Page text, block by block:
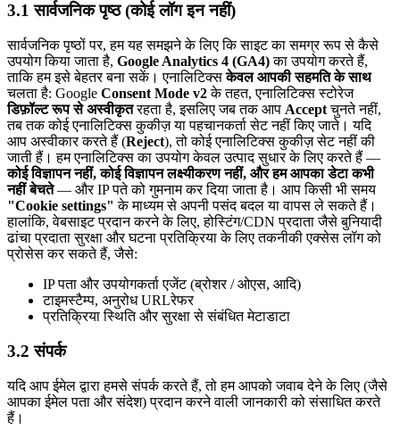
3.1 सार्वजनिक पृष्ठ (कोई लॉग इन नहीं)
सार्वजनिक पृष्ठों पर, हम यह समझने के लिए कि साइट का समग्र रूप से कैसे
उपयोग किया जाता है, Google Analytics 4 (GA4)का उपयोग करते हैं,
ताकि हम इसे बेहतर बना सकें। एनालिटिक्सकेवल आपकी सहमति के साथ
चलता है: Google Consent Mode v2के तहत, एनालिटिक्स स्टोरेज
डिफ़ॉल्ट रूप से अस्वीकृतरहता है, इसलिए जब तक आप Acceptचुनते नहीं,
तब तक कोई एनालिटिक्स कुकीज़ या पहचानकर्ता सेट नहीं किए जाते। यदि
आप अस्वीकार करते हैं (Reject), तो कोई एनालिटिक्स कुकीज़ सेट नहीं की
जाती हैं। हम एनालिटिक्स का उपयोग केवल उत्पाद सुधार के लिए करते हैं —
कोई विज्ञापन नहीं, कोई विज्ञापन लक्ष्यीकरण नहीं, और हम आपका डेटा कभी
नहीं बेचते— और IP पते को गुमनाम कर दिया जाता है। आप किसी भी समय
"Cookie settings" के माध्यम से अपनी पसंद बदल या वापस ले सकते हैं।
हालांकि, वेबसाइट प्रदान करने के लिए, होस्टिंग/CDN प्रदाता जैसे बुनियादी
ढांचा प्रदाता सुरक्षा और घटना प्रतिक्रिया के लिए तकनीकी एक्सेस लॉग को
प्रोसेस कर सकते हैं, जैसे:
IP पता और उपयोगकर्ता एजेंट (ब्रोशर / ओएस, आदि)
टाइमस्टैम्प, अनुरोध URLरेफर
प्रतिक्रिया स्थिति और सुरक्षा से संबंधित मेटाडाटा
3.2 संपर्क
यदि आप ईमेल द्वारा हमसे संपर्क करते हैं, तो हम आपको जवाब देने के लिए (जैसे
आपका ईमेल पता और संदेश) प्रदान करने वाली जानकारी को संसाधित करते
हैं।